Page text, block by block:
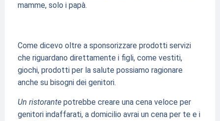
mamme, solo i papà.
Come dicevo oltre a sponsorizzare prodotti servizi
che riguardano direttamente i figli, come vestiti,
giochi, prodotti per la salute possiamo ragionare
anche su bisogni dei genitori.
Un ristorantepotrebbe creare una cena veloce per
genitori indaffarati, a domicilio avrai un cena per te e i